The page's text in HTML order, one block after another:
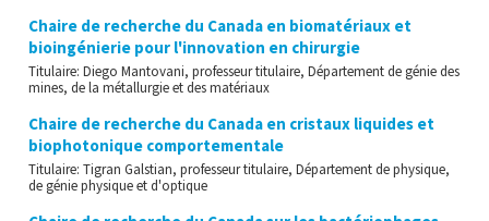
Chaire de recherche du Canada en biomatériaux et
bioingénierie pour l'innovation en chirurgie
Titulaire: Diego Mantovani, professeur titulaire, Département de génie des
mines, de la métallurgie et des matériaux
Chaire de recherche du Canada en cristaux liquides et
biophotonique comportementale
Titulaire: Tigran Galstian, professeur titulaire, Département de physique,
de génie physique et d'optique